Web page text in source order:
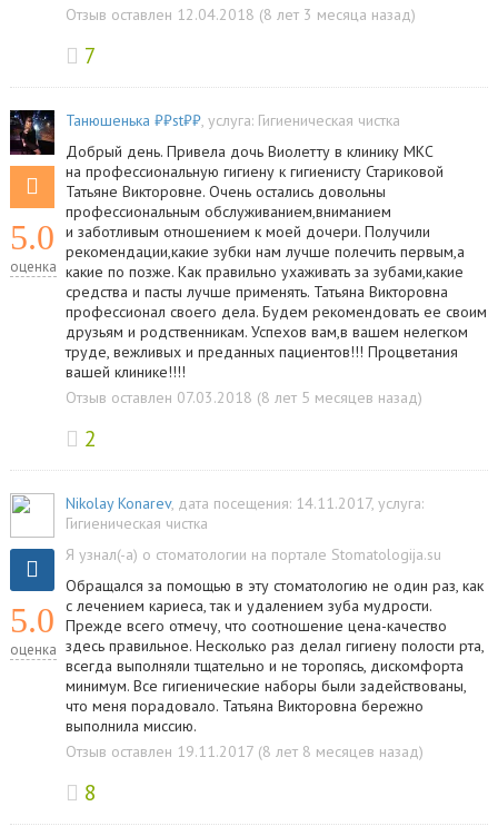
Отзыв оставлен 12.04.2018 (8 лет 3 месяца назад)
7
5.0
оценка
Танюшенька ₽₽st₽₽, услуга: Гигиеническая чистка
Добрый день. Привела дочь Виолетту в клинику МКС
на профессиональную гигиену к гигиенисту Стариковой
Татьяне Викторовне. Очень остались довольны
профессиональным обслуживанием,вниманием
и заботливым отношением к моей дочери. Получили
рекомендации,какие зубки нам лучше полечить первым,а
какие по позже. Как правильно ухаживать за зубами,какие
средства и пасты лучше применять. Татьяна Викторовна
профессионал своего дела. Будем рекомендовать ее своим
друзьям и родственникам. Успехов вам,в вашем нелегком
труде, вежливых и преданных пациентов!!! Процветания
вашей клинике!!!!
Отзыв оставлен 07.03.2018 (8 лет 5 месяцев назад)
2
5.0
оценка
Nikolay Konarev, дата посещения: 14.11.2017, услуга:
Гигиеническая чистка
Я узнал(-а) о стоматологии на портале Stomatologija.su
Обращался за помощью в эту стоматологию не один раз, как
с лечением кариеса, так и удалением зуба мудрости.
Прежде всего отмечу, что соотношение цена-качество
здесь правильное. Несколько раз делал гигиену полости рта,
всегда выполняли тщательно и не торопясь, дискомфорта
минимум. Все гигиенические наборы были задействованы,
что меня порадовало. Татьяна Викторовна бережно
выполнила миссию.
Отзыв оставлен 19.11.2017 (8 лет 8 месяцев назад)
8